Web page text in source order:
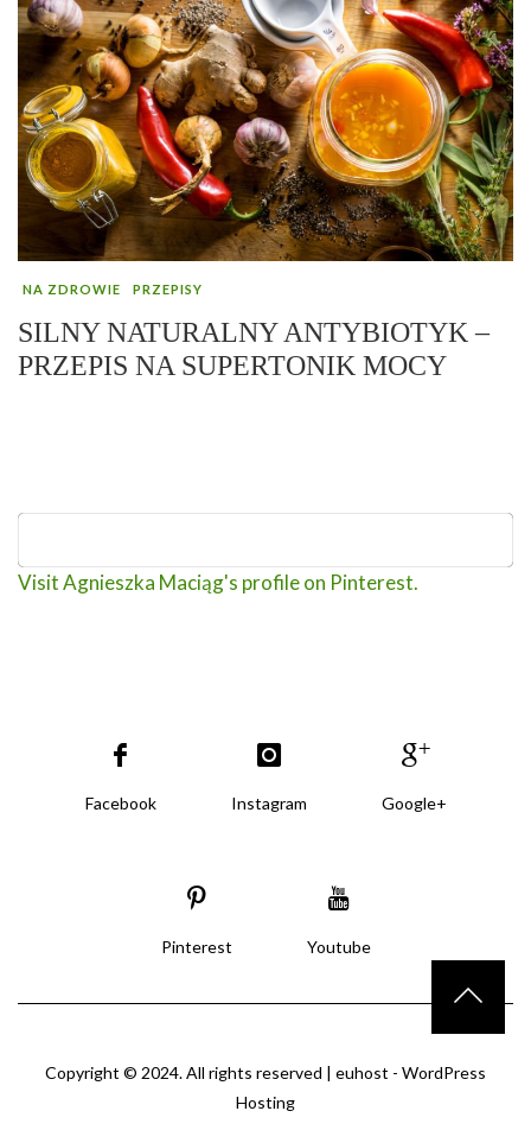
NA ZDROWIE PRZEPISY
SILNY NATURALNY ANTYBIOTYK –
PRZEPIS NA SUPERTONIK MOCY
Visit Agnieszka Maciąg's profile on Pinterest.
Facebook Instagram Google+
Pinterest Youtube
Copyright © 2024. All rights reserved | euhost - WordPress
Hosting